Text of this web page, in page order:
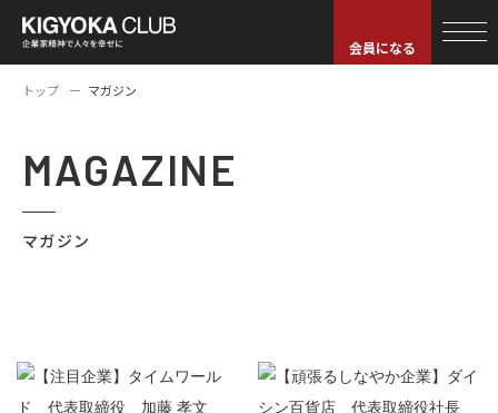
会員になる
トップ マガジン
MAGAZINE
マガジン